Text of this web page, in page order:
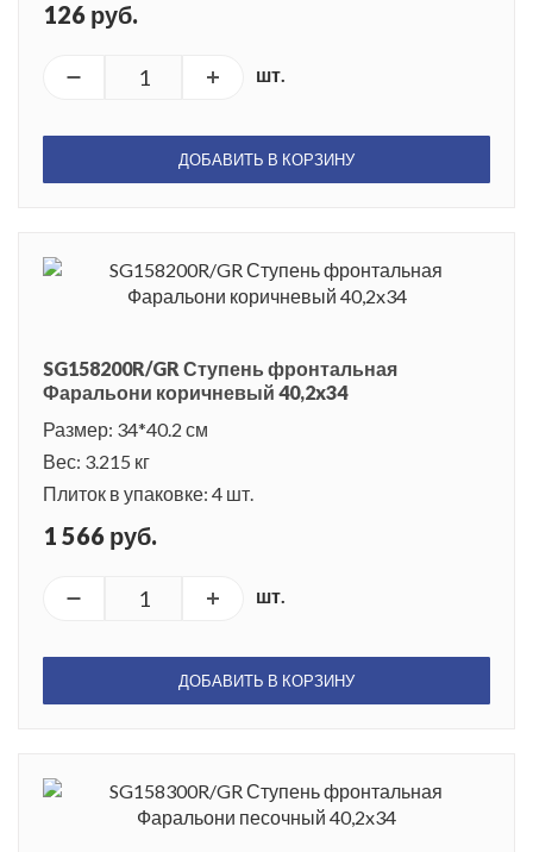
126 руб.
шт.
ДОБАВИТЬ В КОРЗИНУ
SG158200R/GR Ступень фронтальная
Фаральони коричневый 40,2x34
Размер: 34*40.2 см
Вес: 3.215 кг
Плиток в упаковке: 4 шт.
1 566 руб.
шт.
ДОБАВИТЬ В КОРЗИНУ